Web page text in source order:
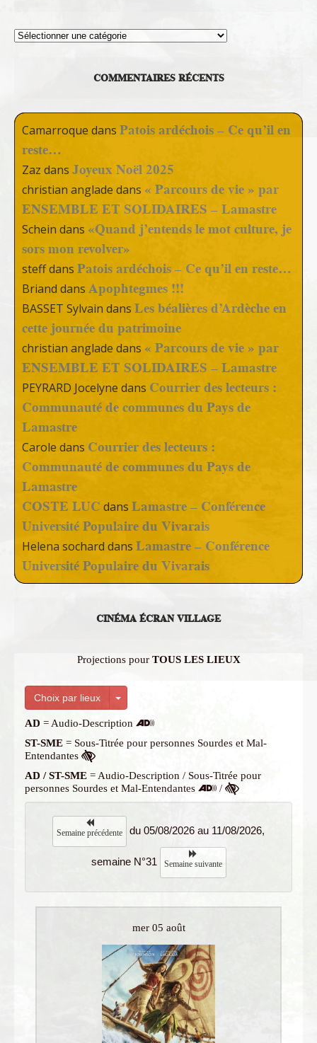
Thèmes
COMMENTAIRES RÉCENTS
Camarroque dans Patois ardéchois – Ce qu’il en
reste…
Zaz dans Joyeux Noël 2025
christian anglade dans « Parcours de vie » par
ENSEMBLE ET SOLIDAIRES – Lamastre
Schein dans «Quand j’entends le mot culture, je
sors mon revolver»
steffdans Patois ardéchois – Ce qu’il en reste…
Briand dans Apophtegmes !!!
BASSET Sylvain dans Les béalières d’Ardèche en
cette journée du patrimoine
christian anglade dans « Parcours de vie » par
ENSEMBLE ET SOLIDAIRES – Lamastre
PEYRARD Jocelyne dans Courrier des lecteurs :
Communauté de communes du Pays de
Lamastre
Carole dans Courrier des lecteurs :
Communauté de communes du Pays de
Lamastre
COSTE LUC dans Lamastre – Conférence
Université Populaire du Vivarais
Helena sochard dans Lamastre – Conférence
Université Populaire du Vivarais
CINÉMA ÉCRAN VILLAGE